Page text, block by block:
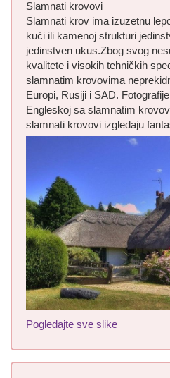
Slamnati krovovi
Slamnati krov ima izuzetnu
kući ili kamenoj strukturi
jedinstven ukus.Zbog svog
kvalitete i visokih tehničkih
slamnatim krovovima
Europi, Rusiji i SAD.
Engleskoj sa slamnatim
slamnati krovovi izgledaju
Pogledajte sve slike